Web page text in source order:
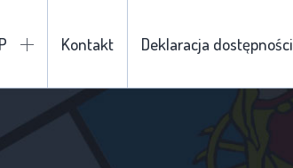
Kontakt Deklaracja dostępności